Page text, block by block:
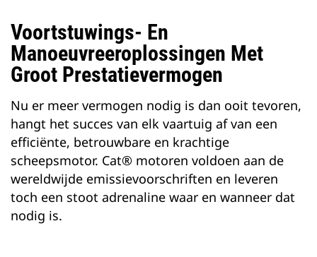
Voortstuwings- En
Manoeuvreeroplossingen Met
Groot Prestatievermogen
Nu er meer vermogen nodig is dan ooit tevoren,
hangt het succes van elk vaartuig af van een
efficiënte, betrouwbare en krachtige
scheepsmotor. Cat® motoren voldoen aan de
wereldwijde emissievoorschriften en leveren
toch een stoot adrenaline waar en wanneer dat
nodig is.